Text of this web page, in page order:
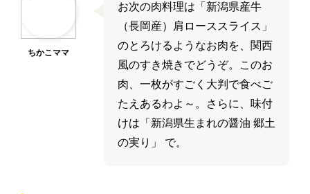
ちかこママ
お次の肉料理は「新潟県産牛
（長岡産）肩ローススライス」
のとろけるようなお肉を、関西
風のすき焼きでどうぞ。このお
肉、一枚がすごく大判で食べご
たえあるわよ～。さらに、味付
けは「新潟県生まれの醤油 郷土
の実り」 で。